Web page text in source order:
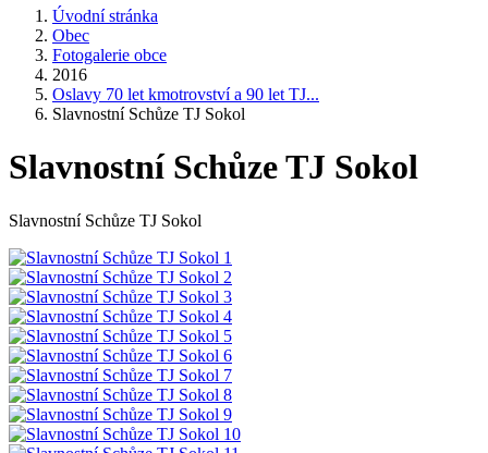
Úvodní stránka
Obec
Fotogalerie obce
2016
Oslavy 70 let kmotrovství a 90 let TJ...
Slavnostní Schůze TJ Sokol
Slavnostní Schůze TJ Sokol
Slavnostní Schůze TJ Sokol